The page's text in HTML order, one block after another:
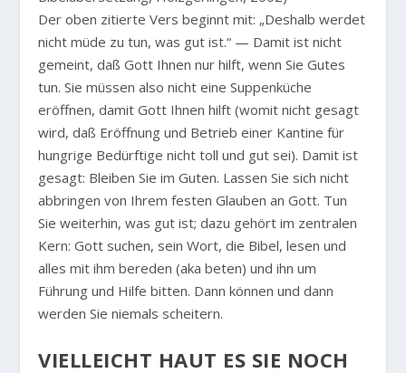
Der oben zitierte Vers beginnt mit: „Deshalb werdet
nicht müde zu tun, was gut ist.“ — Damit ist nicht
gemeint, daß Gott Ihnen nur hilft, wenn Sie Gutes
tun. Sie müssen also nicht eine Suppenküche
eröffnen, damit Gott Ihnen hilft (womit nicht gesagt
wird, daß Eröffnung und Betrieb einer Kantine für
hungrige Bedürftige nicht toll und gut sei). Damit ist
gesagt: Bleiben Sie im Guten. Lassen Sie sich nicht
abbringen von Ihrem festen Glauben an Gott. Tun
Sie weiterhin, was gut ist; dazu gehört im zentralen
Kern: Gott suchen, sein Wort, die Bibel, lesen und
alles mit ihm bereden (aka beten) und ihn um
Führung und Hilfe bitten. Dann können und dann
werden Sie niemals scheitern.
VIELLEICHT HAUT ES SIE NOCH